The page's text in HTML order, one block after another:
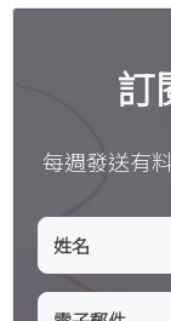
訂
每週發送有